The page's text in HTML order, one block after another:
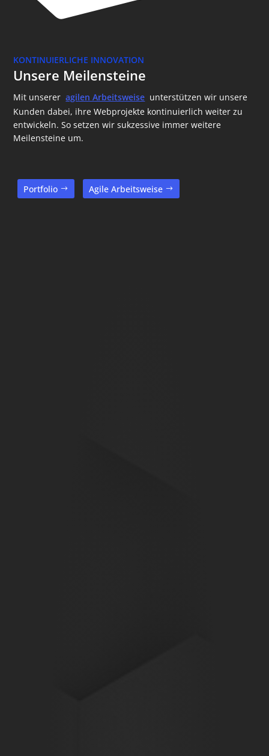
KONTINUIERLICHE INNOVATION
Unsere Meilensteine
Mit unserer agilen Arbeitsweise unterstützen wir unsere
Kunden dabei, ihre Webprojekte kontinuierlich weiter zu
entwickeln. So setzen wir sukzessive immer weitere
Meilensteine um.
Portfolio Agile Arbeitsweise